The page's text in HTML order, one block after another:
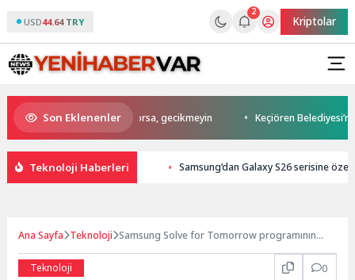
USD44.64 TRY
2
Kriptolar
Son Eklenenler
sonra başlıyorsa, gecikmeyin Keçiören
Teknoloji Haberleri Samsung’dan Galaxy S26 serisine
Ana Sayfa Teknoloji Samsung Solve for Tomorrow programının
Teknoloji
0